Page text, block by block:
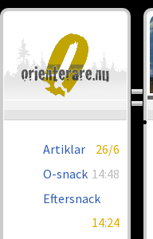
Artiklar
26/6
O-snack 14:48
Eftersnack
14:24